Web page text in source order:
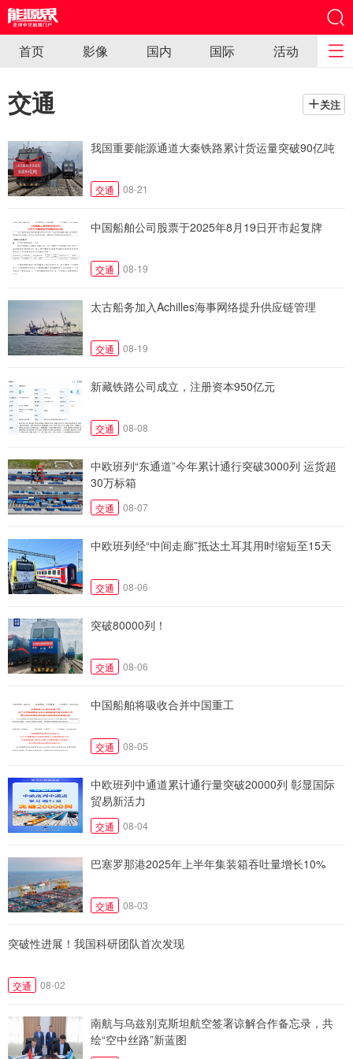
首页 影像 国内 国际 活动
交通 关注
我国重要能源通道大秦铁路累计货运量突破90亿吨
交通 08-21
中国船舶公司股票于2025年8月19日开市起复牌
交通 08-19
太古船务加入Achilles海事网络提升供应链管理
交通 08-19
新藏铁路公司成立，注册资本950亿元
交通 08-08
中欧班列“东通道”今年累计通行突破3000列 运货超
30万标箱
交通 08-07
中欧班列经“中间走廊”抵达土耳其用时缩短至15天
交通 08-06
突破80000列！
交通 08-06
中国船舶将吸收合并中国重工
交通 08-05
中欧班列中通道累计通行量突破20000列 彰显国际
贸易新活力
交通 08-04
巴塞罗那港2025年上半年集装箱吞吐量增长10%
交通 08-03
突破性进展！我国科研团队首次发现
交通 08-02
南航与乌兹别克斯坦航空签署谅解合作备忘录，共
绘“空中丝路”新蓝图